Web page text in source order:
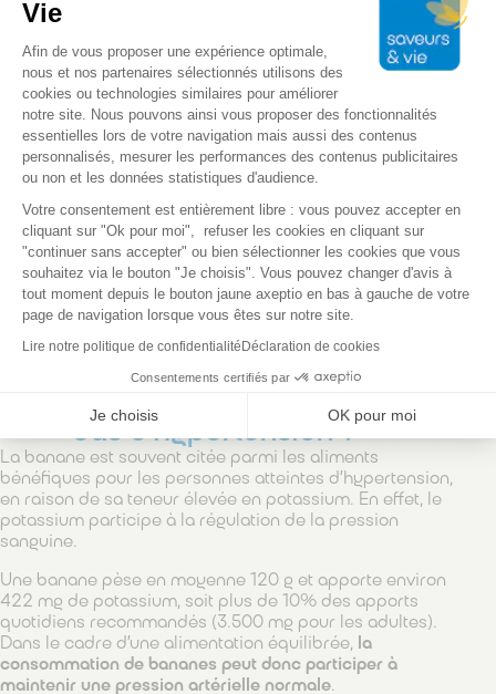
vaisseaux sanguins, ce qui permet une meilleure
circulation du sang, réduisant ainsi la pression sur les
parois artérielles. Il est également impliqué dans la
régulation de la sécrétion d’aldostérone, une hormone
qui, en excès, peut provoquer une hypertension.
Certains aliments sont particulièrement riches en
potassium, comme le brocoli, la banane, la patate douce,
le chocolat riche en cacao, les champignons de paris et
le persil.
Cependant, il convient d’éviter une surconsommation de
potassium, qui peut s’avérer dangereuse pour les
personnes souffrant de certaines pathologies rénales. Il
est donc préférable de consulter un professionnel de
santé avant de modifier son alimentation.
Est-il intéressant de
cas d'hypertension ?
La banane est souvent citée parmi les aliments
bénéfiques pour les personnes atteintes d’hypertension,
en raison de sa teneur élevée en potassium. En effet, le
potassium participe à la régulation de la pression
sanguine.
Une banane pèse en moyenne 120 g et apporte environ
422 mg de potassium, soit plus de 10% des apports
quotidiens recommandés (3.500 mg pour les adultes).
Dans le cadre d’une alimentation équilibrée, la
consommation de bananes peut donc participer à
maintenir une pression artérielle normale.
Vie
Plateforme de Gestion du
Afin de vous proposer une expérience optimale,
nous et nos partenaires sélectionnés utilisons des
cookies ou technologies similaires pour améliorer
notre site. Nous pouvons ainsi vous proposer des fonctionnalités
essentielles lors de votre navigation mais aussi des contenus
personnalisés, mesurer les performances des contenus publicitaires
ou non et les données statistiques d'audience.
Votre consentement est entièrement libre : vous pouvez accepter en
cliquant sur "Ok pour moi", refuser les cookies en cliquant sur
"continuer sans accepter" ou bien sélectionner les cookies que vous
souhaitez via le bouton "Je choisis". Vous pouvez changer d'avis à
tout moment depuis le bouton jaune axeptio en bas à gauche de votre
page de navigation lorsque vous êtes sur notre site.
Lire notre politique de confidentialitéDéclaration de cookies
Consentements certifiés par
Je choisis OK pour moi
Axeptio consent